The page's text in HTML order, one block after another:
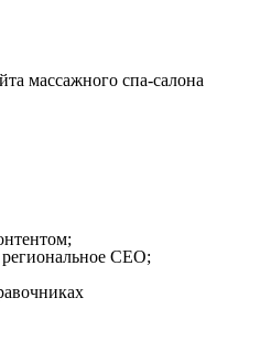
массажного спа-салона
СЕО;